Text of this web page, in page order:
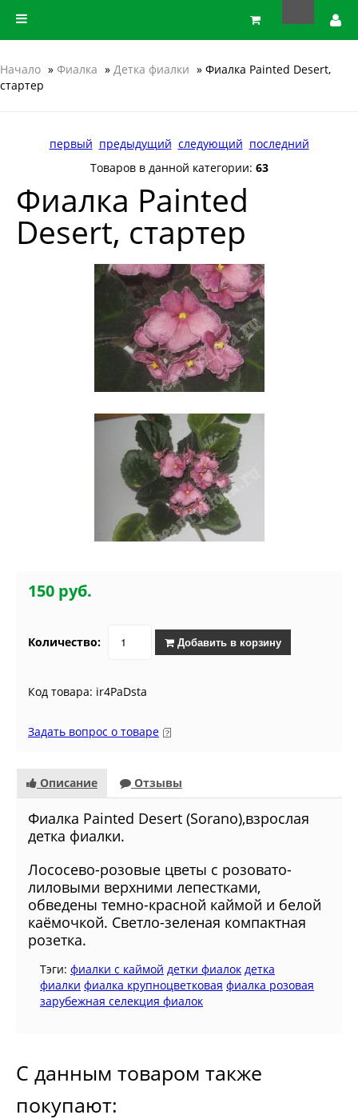
Начало » Фиалка » Детка фиалки » Фиалка Painted Desert,
стартер
первый предыдущий следующий последний
Товаров в данной категории: 63
Фиалка Painted
Desert, стартер
150 руб.
Количество: Добавить в корзину
Код товара: ir4PaDsta
Задать вопрос о товаре
Описание Отзывы
Фиалка Painted Desert (Sorano),взрослая
детка фиалки.
Лососево-розовые цветы с розовато-
лиловыми верхними лепестками,
обведены темно-красной каймой и белой
каёмочкой. Светло-зеленая компактная
розетка.
Тэги: фиалки с каймой детки фиалок детка
фиалки фиалка крупноцветковая фиалка розовая
зарубежная селекция фиалок
С данным товаром также
покупают: